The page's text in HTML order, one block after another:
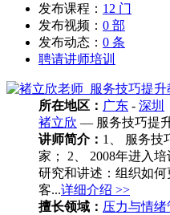
发布课程： 12 门
发布视频： 0 部
发布动态： 0 条
聘请讲师培训
所在地区： 广东 - 深圳
褚立欣 — 服务技巧提
讲师简介： 1、 服务技
家； 2、 2008年进入
研究和讲述：组织如
客...详细介绍 >>
擅长领域： 压力与情绪